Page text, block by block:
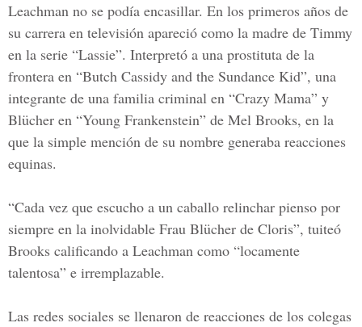
Leachman no se podía encasillar. En los primeros años de
su carrera en televisión apareció como la madre de Timmy
en la serie “Lassie”. Interpretó a una prostituta de la
frontera en “Butch Cassidy and the Sundance Kid”, una
integrante de una familia criminal en “Crazy Mama” y
Blücher en “Young Frankenstein” de Mel Brooks, en la
que la simple mención de su nombre generaba reacciones
equinas.
“Cada vez que escucho a un caballo relinchar pienso por
siempre en la inolvidable Frau Blücher de Cloris”, tuiteó
Brooks calificando a Leachman como “locamente
talentosa” e irremplazable.
Las redes sociales se llenaron de reacciones de los colegas